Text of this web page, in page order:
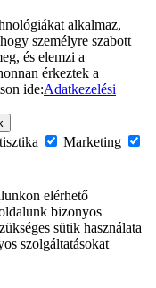
alkalmaz,
személyre szabott
és elemzi a
érkeztek a
ide:Adatkezelési
Marketing
elérhető
bizonyos
sütik használata
szolgáltatásokat